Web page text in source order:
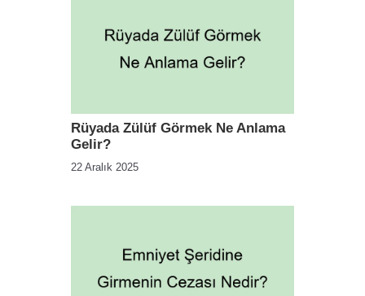
Rüyada Zülüf Görmek Ne Anlama
Gelir?
22 Aralık 2025